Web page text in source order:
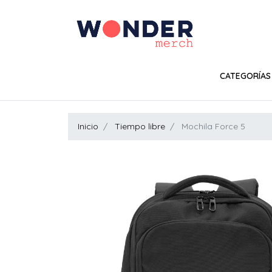
CATEGORÍAS
Inicio Tiempo libre Mochila Force 5